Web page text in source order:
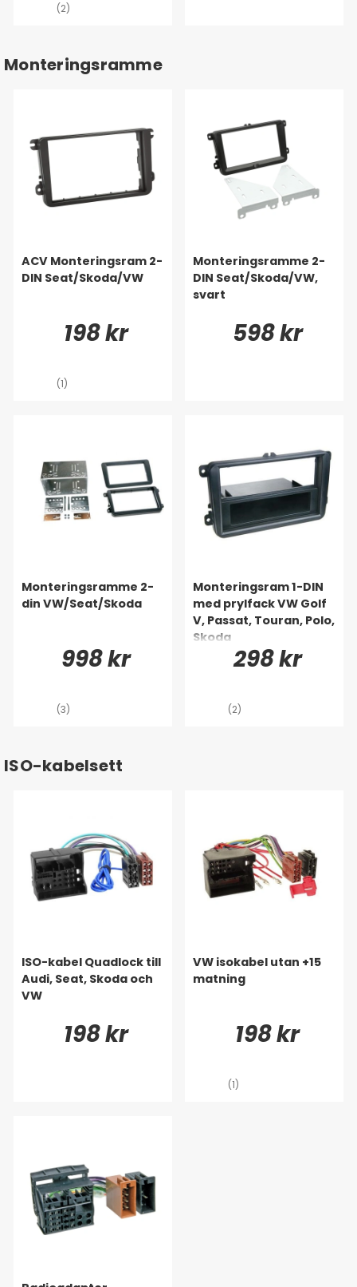
(2)
Monteringsramme
ACV Monteringsram 2-
DIN Seat/Skoda/VW
198 kr
(1)
Monteringsramme 2-
DIN Seat/Skoda/VW,
svart
598 kr
Monteringsramme 2-
din VW/Seat/Skoda
998 kr
(3)
Monteringsram 1-DIN
med prylfack VW Golf
V, Passat, Touran, Polo,
Skoda
298 kr
(2)
ISO-kabelsett
ISO-kabel Quadlock till
Audi, Seat, Skoda och
VW
198 kr
VW isokabel utan +15
matning
198 kr
(1)